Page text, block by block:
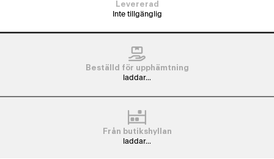
Levererad
Inte tillgänglig
Beställd för upphämtning
laddar...
Från butikshyllan
laddar...